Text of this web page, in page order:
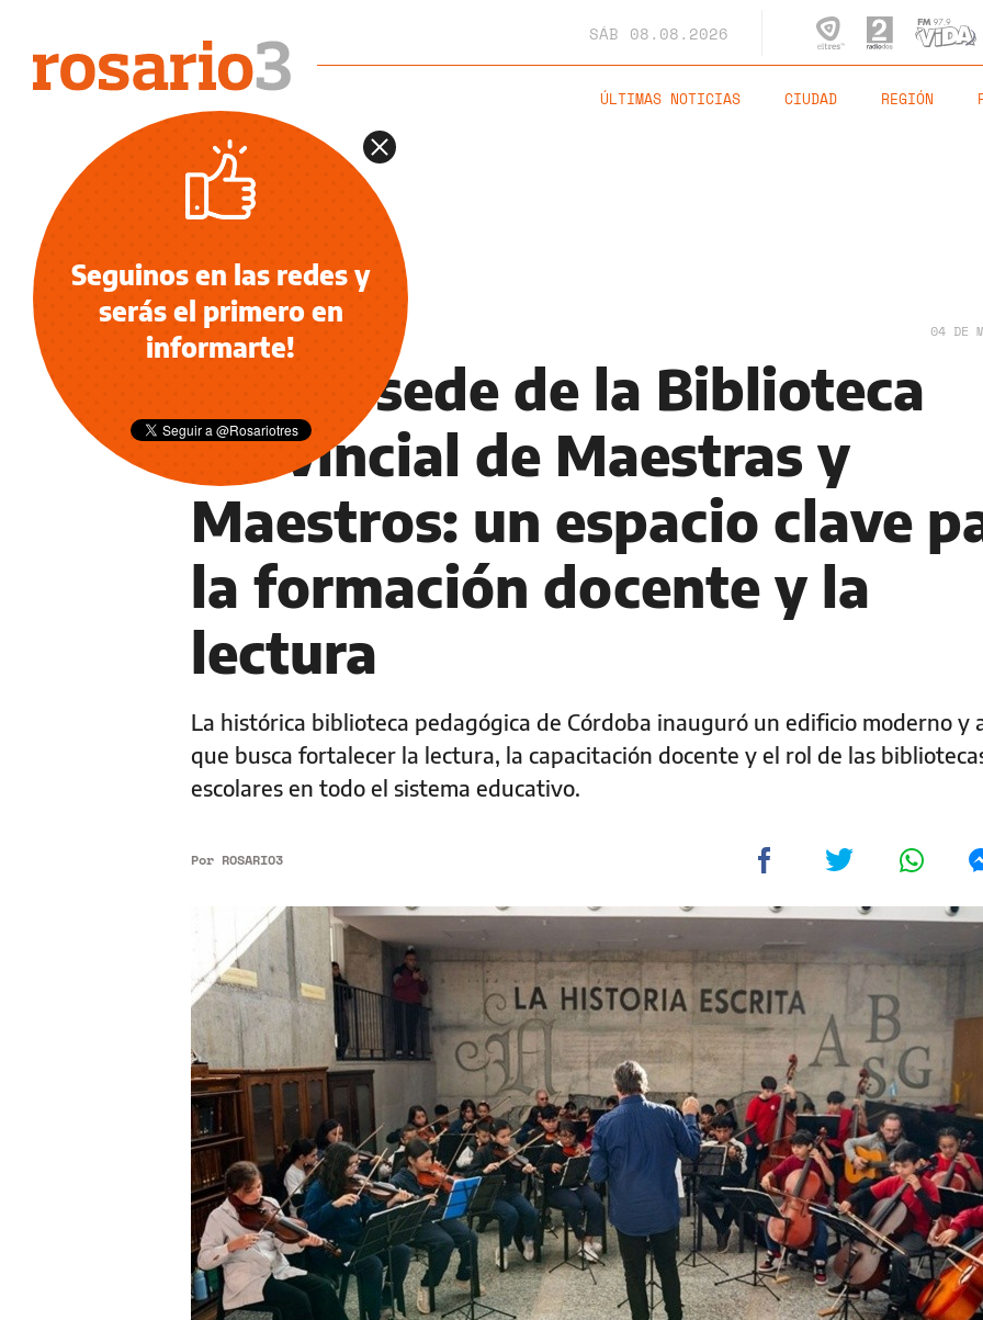
SÁB 08.08.2026
ÚLTIMAS NOTICIAS CIUDAD REGIÓN
EDUCACIÓN 04 DE
Nueva sede de la Biblioteca
Provincial de Maestras y
Maestros: un espacio clave
la formación docente y la
lectura
La histórica biblioteca pedagógica de Córdoba inauguró un edificio moderno y
que busca fortalecer la lectura, la capacitación docente y el rol de las
escolares en todo el sistema educativo.
Por ROSARIO3
Seguinos en las redes y
serás el primero en
informarte!